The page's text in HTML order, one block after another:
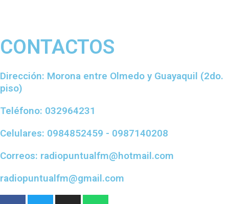
CONTACTOS
Dirección: Morona entre Olmedo y Guayaquil (2do.
piso)
Teléfono: 032964231
Celulares: 0984852459 - 0987140208
Correos: radiopuntualfm@hotmail.com
radiopuntualfm@gmail.com